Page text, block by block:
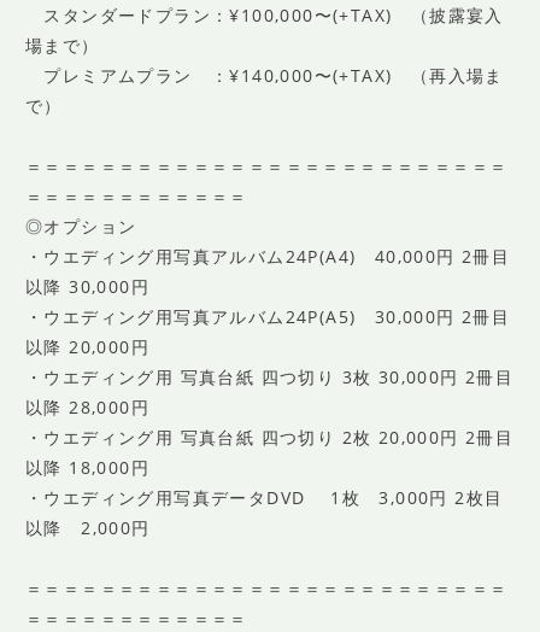
スタンダードプラン：¥100,000〜(+TAX) （披露宴入
場まで）
プレミアムプラン ：¥140,000〜(+TAX) （再入場ま
で）
＝＝＝＝＝＝＝＝＝＝＝＝＝＝＝＝＝＝＝＝＝＝＝＝＝＝
＝＝＝＝＝＝＝＝＝＝＝＝
◎オプション
・ウエディング用写真アルバム24P(A4) 40,000円 2冊目
以降 30,000円
・ウエディング用写真アルバム24P(A5) 30,000円 2冊目
以降 20,000円
・ウエディング用 写真台紙 四つ切り 3枚 30,000円 2冊目
以降 28,000円
・ウエディング用 写真台紙 四つ切り 2枚 20,000円 2冊目
以降 18,000円
・ウエディング用写真データDVD 1枚 3,000円 2枚目
以降 2,000円
＝＝＝＝＝＝＝＝＝＝＝＝＝＝＝＝＝＝＝＝＝＝＝＝＝＝
＝＝＝＝＝＝＝＝＝＝＝＝